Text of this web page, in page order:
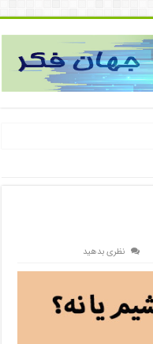
نظری بدهید